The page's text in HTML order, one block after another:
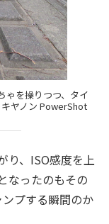
ゃを操りつつ、タイ
ヤノン PowerShot
り、ISO感度を上
なったのもその
プする瞬間のか